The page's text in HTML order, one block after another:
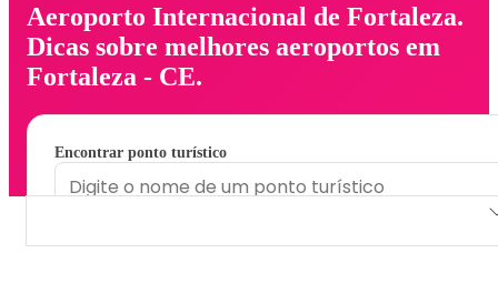
Aeroporto Internacional de Fortaleza.
Dicas sobre melhores aeroportos em
Fortaleza - CE.
Encontrar ponto turístico